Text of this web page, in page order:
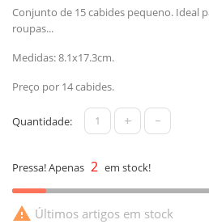
Conjunto de 15 cabides pequeno. Ideal
roupas...
Medidas: 8.1x17.3cm.
Preço por 14 cabides.
Quantidade: + -
Pressa! Apenas 2 em stock!
 Últimos artigos em stock